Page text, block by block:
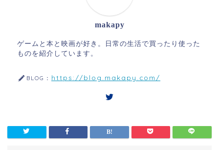
makapy
ゲームと本と映画が好き。日常の生活で買ったり使った
ものを紹介しています。
BLOG： https://blog.makapy.com/